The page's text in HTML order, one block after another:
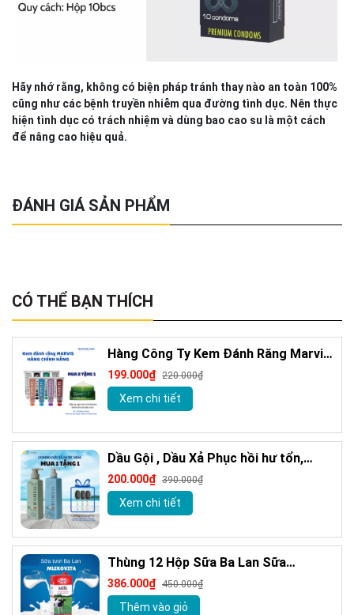
Hãy nhớ rằng, không có biện pháp tránh thay nào an toàn 100%
cũng như các bệnh truyền nhiễm qua đường tình dục. Nên thực
hiện tình dục có trách nhiệm và dùng bao cao su là một cách
để nâng cao hiệu quả.
ĐÁNH GIÁ SẢN PHẨM
CÓ THỂ BẠN THÍCH
Hàng Công Ty Kem Đánh Răng Marvis
Loại Bỏ Mảng Bám Vết Ố Vàng Làm
Trắng Răng 85m
199.000₫ 220.000₫
Xem chi tiết
Dầu Gội , Dầu Xả Phục hồi hư tổn,
Giảm gàu sạch ngứa da đầu hương
nước hoa Milanogica 355ml
200.000₫ 390.000₫
Xem chi tiết
Thùng 12 Hộp Sữa Ba Lan Sữa
MLEKOVITA Sữa Tươi Nguyên Kem 1 L
Sữa Nhập Khẩu
386.000₫ 450.000₫
Thêm vào giỏ